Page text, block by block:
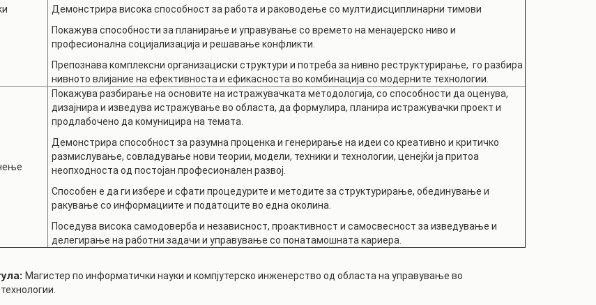
Демонстрира висока способност за работа и раководење со мултидисциплинарни тимови
Покажува способности за планирање и управување со времето на менаџерско ниво и
професионална социјализација и решавање конфликти.
Препознава комплексни организациски структури и потреба за нивно реструктурирање, го разбира
нивното влијание на ефективноста и ефикасноста во комбинација со модерните технологии.
Покажува разбирање на основите на истражувачката методологија, со способности да оценува,
дизајнира и изведува истражување во областа, да формулира, планира истражувачки проект и
продлабочено да комуницира на темата.
Демонстрира способност за разумна проценка и генерирање на идеи со креативно и критичко
размислување, совладување нови теории, модели, техники и технологии, ценејќи ја притоа
неопходноста од постојан професионален развој.
Способен е да ги избере и сфати процедурите и методите за структурирање, обединување и
ракување со информациите и податоците во една околина.
Поседува висока самодоверба и независност, проактивност и самосвесност за изведување и
делегирање на работни задачи и управување со понатамошната кариера.
Магистер по информатички науки и компјутерско инженерство од областа на управување во